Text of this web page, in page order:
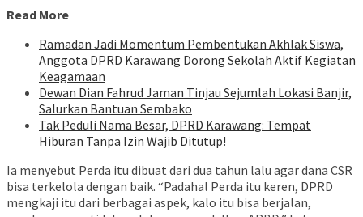
Read More
Ramadan Jadi Momentum Pembentukan Akhlak Siswa,
Anggota DPRD Karawang Dorong Sekolah Aktif Kegiatan
Keagamaan
Dewan Dian Fahrud Jaman Tinjau Sejumlah Lokasi Banjir,
Salurkan Bantuan Sembako
Tak Peduli Nama Besar, DPRD Karawang: Tempat
Hiburan Tanpa Izin Wajib Ditutup!
Ia menyebut Perda itu dibuat dari dua tahun lalu agar dana CSR
bisa terkelola dengan baik. “Padahal Perda itu keren, DPRD
mengkaji itu dari berbagai aspek, kalo itu bisa berjalan,